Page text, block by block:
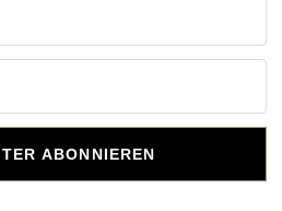
ABONNIEREN